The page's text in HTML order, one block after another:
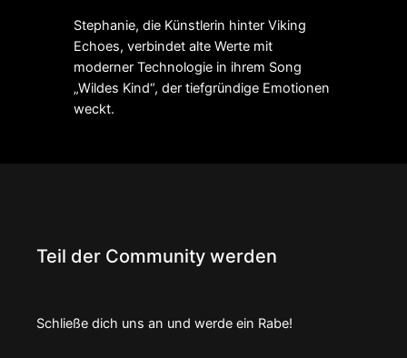
Stephanie, die Künstlerin hinter Viking
Echoes, verbindet alte Werte mit
moderner Technologie in ihrem Song
„Wildes Kind“, der tiefgründige Emotionen
weckt.
Teil der Community werden
Schließe dich uns an und werde ein Rabe!